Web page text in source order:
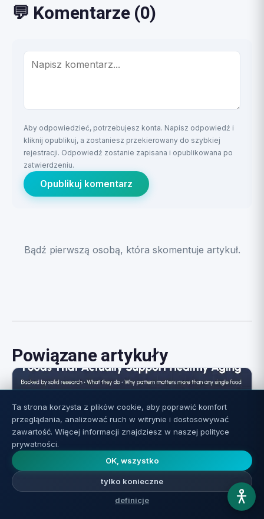
💬 Komentarze (0)
Aby odpowiedzieć, potrzebujesz konta. Napisz odpowiedź i
kliknij opublikuj, a zostaniesz przekierowany do szybkiej
rejestracji. Odpowiedź zostanie zapisana i opublikowana po
zatwierdzeniu.
Opublikuj komentarz
Bądź pierwszą osobą, która skomentuje artykuł.
Powiązane artykuły
Żywność dla długowieczności: co nauka
Ta strona korzysta z plików cookie, aby poprawić komfort
przeglądania, analizować ruch w witrynie i dostosowywać
zawartość. Więcej informacji znajdziesz w naszej polityce
prywatności.
OK, wszystko
tylko konieczne
definicje